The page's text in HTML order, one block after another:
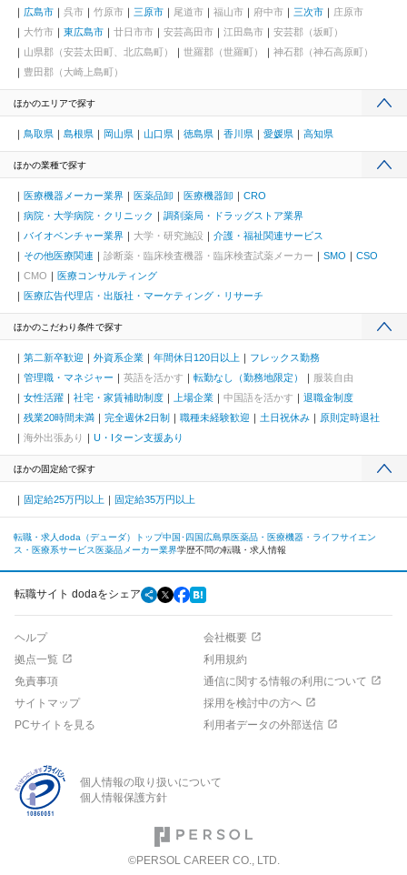
広島市 呉市 竹原市 三原市 尾道市 福山市 府中市 三次市
庄原市
大竹市
東広島市 廿日市市 安芸高田市 江田島市
安芸郡（坂町）
山県郡（安芸太田町、北広島町）
世羅郡（世羅町）
神石郡（神石高原町）
豊田郡（大崎上島町）
ほかのエリアで探す
鳥取県 島根県 岡山県 山口県 徳島県 香川県 愛媛県 高知県
ほかの業種で探す
医療機器メーカー業界 医薬品卸 医療機器卸
CRO
病院・大学病院・クリニック
調剤薬局・ドラッグストア業界
バイオベンチャー業界
大学・研究施設
介護・福祉関連サービス
その他医療関連
診断薬・臨床検査機器・臨床検査試薬メーカー SMO
CSO
CMO
医療コンサルティング
医療広告代理店・出版社・マーケティング・リサーチ
ほかのこだわり条件で探す
第二新卒歓迎 外資系企業 年間休日120日以上
フレックス勤務
管理職・マネジャー
英語を活かす 転勤なし（勤務地限定）
服装自由
女性活躍
社宅・家賃補助制度 上場企業 中国語を活かす
退職金制度
残業20時間未満
完全週休2日制 職種未経験歓迎 土日祝休み
原則定時退社
海外出張あり
U・Iターン支援あり
ほかの固定給で探す
固定給25万円以上 固定給35万円以上
転職・求人doda（デューダ）トップ中国･四国 広島県医薬品・医療機器・ライフサイエン
ス・医療系サービス 医薬品メーカー業界学歴不問の転職・求人情報
転職サイト dodaをシェア
ヘルプ
会社概要
拠点一覧
利用規約
免責事項
通信に関する情報の利用について
サイトマップ
採用を検討中の方へ
PCサイトを見る
利用者データの外部送信
個人情報の取り扱いについて
個人情報保護方針
©PERSOL CAREER CO., LTD.